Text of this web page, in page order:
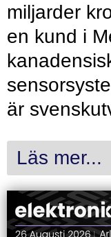
miljarder
en kund i
är
Läs mer...